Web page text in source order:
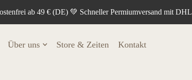
ab 49 € (DE) 💚 Schneller Permiumversand mit DHL
Über uns Store & Zeiten Kontakt